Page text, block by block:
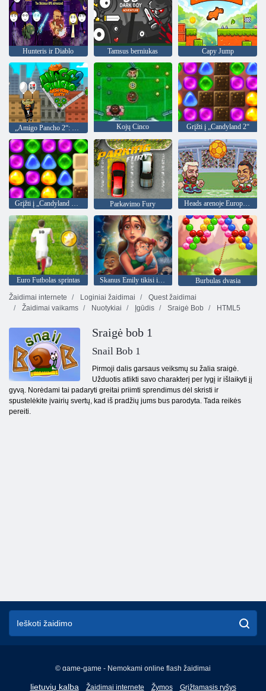
Hunteris ir Diablo Tamsus berniukas Capy Jump
Kojų Cinco Grįžti į „Candyland 2“
Grįžti į „Candyland 4“: „Lollipop“ sodas Parkavimo Fury Heads arenoje Europos futbolo
Euro Futbolas sprintas Skanus Emily tikisi ir Baimė
Burbulas dvasia
Žaidimai internete
Loginiai žaidimai
Quest žaidimai
Žaidimai vaikams
Nuotykiai Įgūdis Sraigė Bob HTML5
Sraigė bob 1
Snail Bob 1
Pirmoji dalis garsaus veiksmų su žalia sraigė.
Užduotis atlikti savo charakterį per lygį ir išlaikyti jį
gyvą. Norėdami tai padaryti greitai priimti sprendimus dėl skristi ir
spustelėkite įvairių svertų, kad iš pradžių jums bus parodyta. Tada reikės
pereiti.
© game-game - Nemokami online flash žaidimai
lietuvių kalba
English
Žaidimai internete Žymos Grįžtamasis ryšys